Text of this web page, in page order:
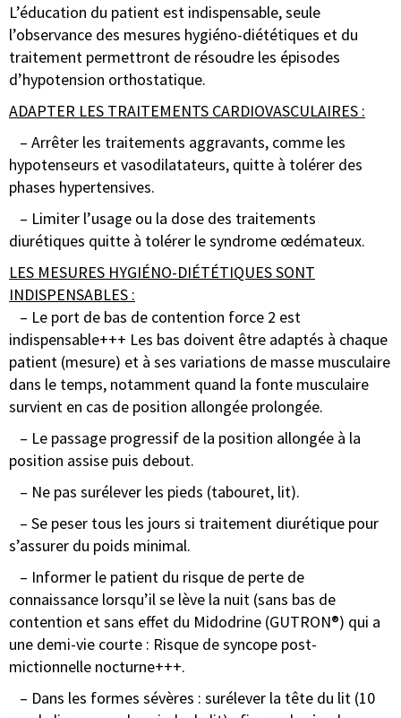
L’éducation du patient est indispensable, seule
l’observance des mesures hygiéno-diététiques et du
traitement permettront de résoudre les épisodes
d’hypotension orthostatique.
ADAPTER LES TRAITEMENTS CARDIOVASCULAIRES :
– Arrêter les traitements aggravants, comme les
hypotenseurs et vasodilatateurs, quitte à tolérer des
phases hypertensives.
– Limiter l’usage ou la dose des traitements
diurétiques quitte à tolérer le syndrome œdémateux.
LES MESURES HYGIÉNO-DIÉTÉTIQUES SONT
INDISPENSABLES :
– Le port de bas de contention force 2 est
indispensable+++ Les bas doivent être adaptés à chaque
patient (mesure) et à ses variations de masse musculaire
dans le temps, notamment quand la fonte musculaire
survient en cas de position allongée prolongée.
– Le passage progressif de la position allongée à la
position assise puis debout.
– Ne pas surélever les pieds (tabouret, lit).
– Se peser tous les jours si traitement diurétique pour
s’assurer du poids minimal.
– Informer le patient du risque de perte de
connaissance lorsqu’il se lève la nuit (sans bas de
contention et sans effet du Midodrine (GUTRON®) qui a
une demi-vie courte : Risque de syncope post-
mictionnelle nocturne+++.
– Dans les formes sévères : surélever la tête du lit (10